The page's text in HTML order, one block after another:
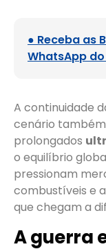
● Receba as
WhatsApp
A continuidade
cenário
prolongados
o equilíbrio
pressionam
combustíveis e
que chegam a
A guerra